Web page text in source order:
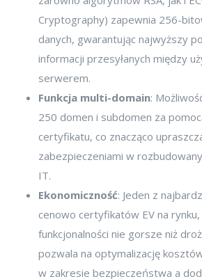
Cryptography) zapewnia 256-
danych, gwarantując najwyższy
informacji przesyłanych między
serwerem.
Funkcja multi-domain:
250 domen i subdomen za
certyfikatu, co znacząco
zabezpieczeniami w
IT.
Ekonomiczność: Jeden z
cenowo certyfikatów EV na
funkcjonalności nie gorsze niż
pozwala na optymalizację
w zakresie bezpieczeństwa a